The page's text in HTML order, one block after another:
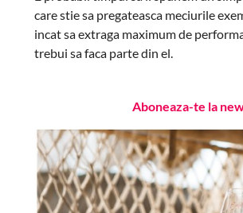
care stie sa pregateasca meciurile
incat sa extraga maximum de
trebui sa faca parte din el.
Aboneaza-te la